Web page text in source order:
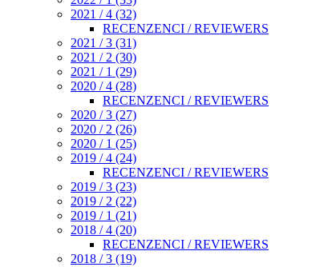
2021 / 4 (32)
RECENZENCI / REVIEWERS
2021 / 3 (31)
2021 / 2 (30)
2021 / 1 (29)
2020 / 4 (28)
RECENZENCI / REVIEWERS
2020 / 3 (27)
2020 / 2 (26)
2020 / 1 (25)
2019 / 4 (24)
RECENZENCI / REVIEWERS
2019 / 3 (23)
2019 / 2 (22)
2019 / 1 (21)
2018 / 4 (20)
RECENZENCI / REVIEWERS
2018 / 3 (19)